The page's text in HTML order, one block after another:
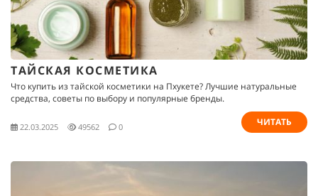
ТАЙСКАЯ КОСМЕТИКА
Что купить из тайской косметики на Пхукете? Лучшие натуральные
средства, советы по выбору и популярные бренды.
22.03.2025 49562 0 ЧИТАТЬ